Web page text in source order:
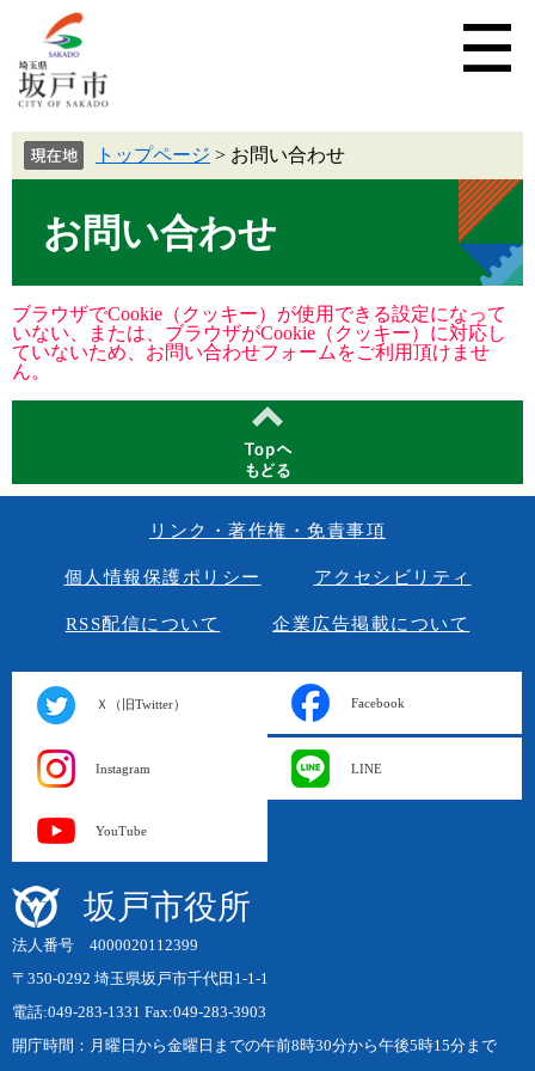
トップページ > お問い合わせ
お問い合わせ
ブラウザでCookie（クッキー）が使用できる設定になって
いない、または、ブラウザがCookie（クッキー）に対応し
ていないため、お問い合わせフォームをご利用頂けませ
ん。
リンク・著作権・免責事項
個人情報保護ポリシー アクセシビリティ
RSS配信について 企業広告掲載について
Ｘ（旧Twitter） Facebook
Instagram LINE
YouTube
坂戸市役所
法人番号 4000020112399
〒350-0292 埼玉県坂戸市千代田1-1-1
電話:049-283-1331 Fax:049-283-3903
開庁時間：月曜日から金曜日までの午前8時30分から午後5時15分まで